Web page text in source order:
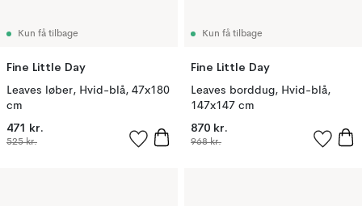
Kun få tilbage
Fine Little Day
Leaves løber, Hvid-blå, 47x180
cm
471 kr.
525 kr.
Kun få tilbage
Fine Little Day
Leaves borddug, Hvid-blå,
147x147 cm
870 kr.
968 kr.